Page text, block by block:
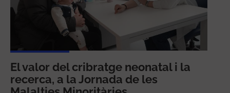
El valor del cribratge neonatal i la
recerca, a la Jornada de les